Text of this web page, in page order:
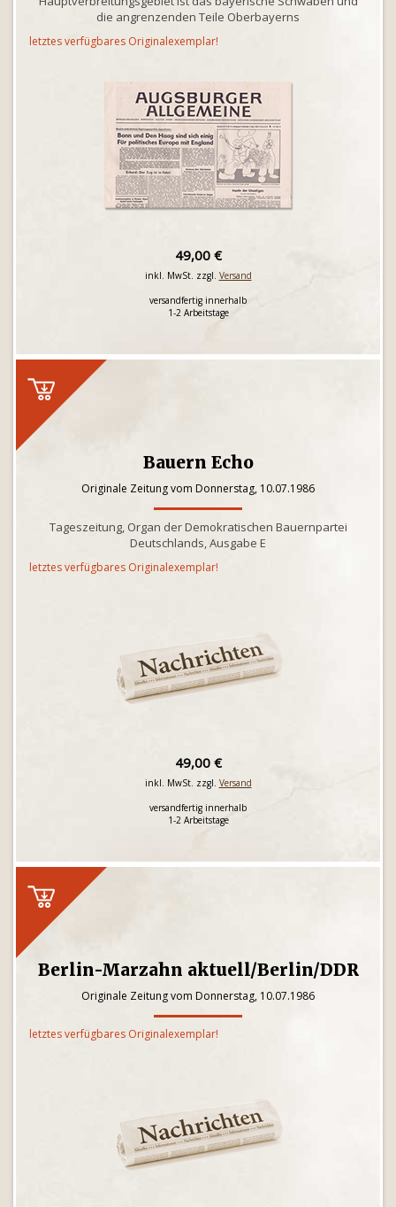
die angrenzenden Teile Oberbayerns
letztes verfügbares Originalexemplar!
49,00 €
inkl. MwSt. zzgl. Versand
versandfertig innerhalb
1-2 Arbeitstage
Bauern Echo
Originale Zeitung vom Donnerstag, 10.07.1986
Tageszeitung, Organ der Demokratischen Bauernpartei
Deutschlands, Ausgabe E
letztes verfügbares Originalexemplar!
49,00 €
inkl. MwSt. zzgl. Versand
versandfertig innerhalb
1-2 Arbeitstage
Berlin-Marzahn aktuell/Berlin/DDR
Originale Zeitung vom Donnerstag, 10.07.1986
letztes verfügbares Originalexemplar!